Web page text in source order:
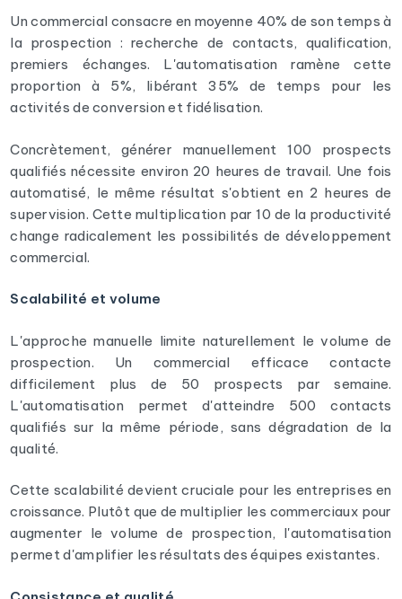
Un commercial consacre en moyenne 40% de son temps à
la prospection : recherche de contacts, qualification,
premiers échanges. L'automatisation ramène cette
proportion à 5%, libérant 35% de temps pour les
activités de conversion et fidélisation.
Concrètement, générer manuellement 100 prospects
qualifiés nécessite environ 20 heures de travail. Une fois
automatisé, le même résultat s'obtient en 2 heures de
supervision. Cette multiplication par 10 de la productivité
change radicalement les possibilités de développement
commercial.
Scalabilité et volume
L'approche manuelle limite naturellement le volume de
prospection. Un commercial efficace contacte
difficilement plus de 50 prospects par semaine.
L'automatisation permet d'atteindre 500 contacts
qualifiés sur la même période, sans dégradation de la
qualité.
Cette scalabilité devient cruciale pour les entreprises en
croissance. Plutôt que de multiplier les commerciaux pour
augmenter le volume de prospection, l'automatisation
permet d'amplifier les résultats des équipes existantes.